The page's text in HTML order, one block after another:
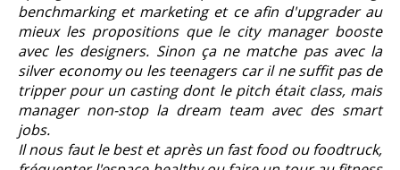
benchmarking et marketing et ce afin d'upgrader au
mieux les propositions que le city manager booste
avec les designers. Sinon ça ne matche pas avec la
silver economy ou les teenagers car il ne suffit pas de
tripper pour un casting dont le pitch était class, mais
manager non-stop la dream team avec des smart
jobs.
Il nous faut le best et après un fast food ou foodtruck,